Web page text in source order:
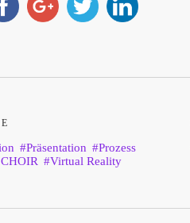
Präsentation
Prozess
Virtual Reality